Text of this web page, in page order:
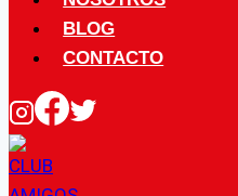
BLOG
CONTACTO